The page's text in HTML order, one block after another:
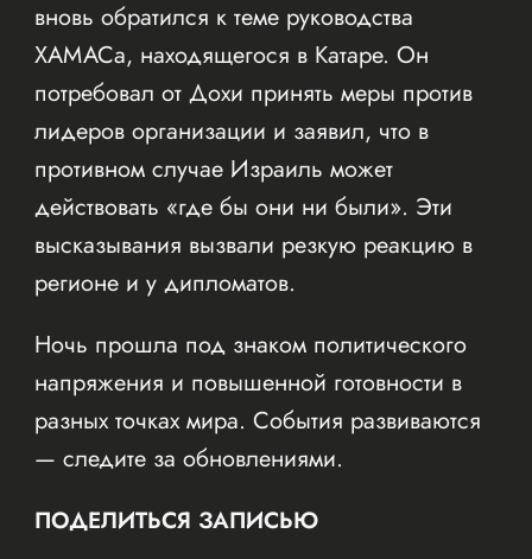
вновь обратился к теме руководства
ХАМАСа, находящегося в Катаре. Он
потребовал от Дохи принять меры против
лидеров организации и заявил, что в
противном случае Израиль может
действовать «где бы они ни были». Эти
высказывания вызвали резкую реакцию в
регионе и у дипломатов.
Ночь прошла под знаком политического
напряжения и повышенной готовности в
разных точках мира. События развиваются
— следите за обновлениями.
ПОДЕЛИТЬСЯ ЗАПИСЬЮ